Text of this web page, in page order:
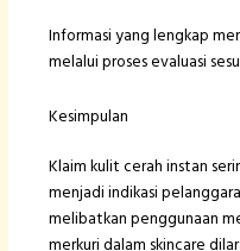
Informasi yang lengkap
melalui proses evaluasi
Kesimpulan
Klaim kulit cerah instan
menjadi indikasi
melibatkan penggunaan
merkuri dalam skincare